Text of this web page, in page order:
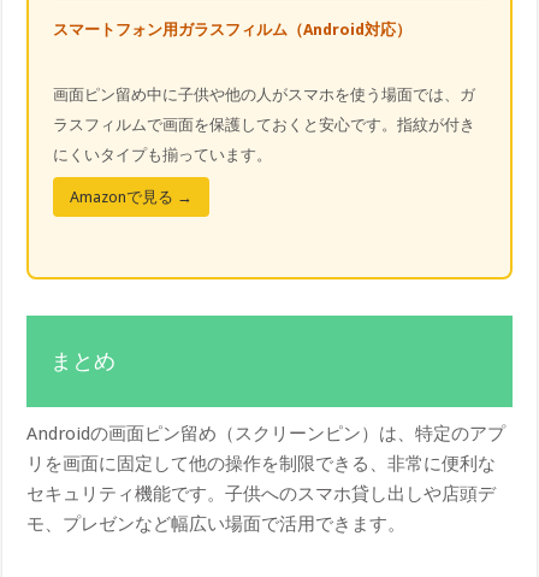
スマートフォン用ガラスフィルム（Android対応）
画面ピン留め中に子供や他の人がスマホを使う場面では、ガ
ラスフィルムで画面を保護しておくと安心です。指紋が付き
にくいタイプも揃っています。
Amazonで見る →
まとめ
Androidの画面ピン留め（スクリーンピン）は、特定のアプ
リを画面に固定して他の操作を制限できる、非常に便利な
セキュリティ機能です。子供へのスマホ貸し出しや店頭デ
モ、プレゼンなど幅広い場面で活用できます。